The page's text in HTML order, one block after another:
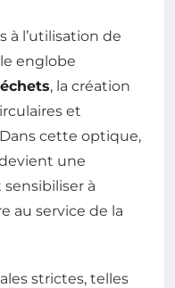
à l’utilisation de
englobe
, la création
et
cette optique,
une
à
au service de la
strictes, telles